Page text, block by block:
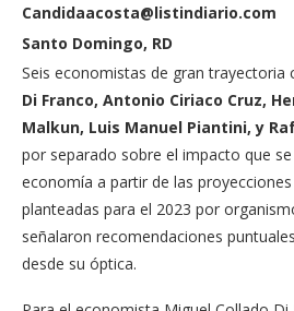
Candidaacosta@listindiario.com
Santo Domingo, RD
Seis economistas de gran trayectoria
Di Franco, Antonio Ciriaco Cruz,
Malkun, Luis Manuel Piantini, y
por separado sobre el impacto que
economía a partir de las
planteadas para el 2023 por
señalaron recomendaciones
desde su óptica.